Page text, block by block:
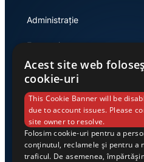
Administrație
Economie
Link-uri utile
Despre noi
Acest site web
cookie-uri
This Cookie Banner will be
due to account issues. Please
site owner to resolve.
Folosim cookie-uri pentru a
conținutul, reclamele și pentru a
traficul. De asemenea,